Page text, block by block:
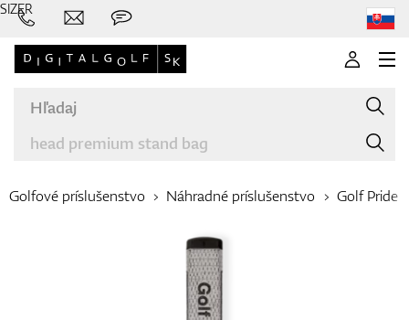
Značky
Golfové príslušenstvo Náhradné príslušenstvo Golf Pride
SIZER